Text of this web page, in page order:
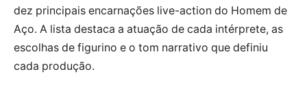
dez principais encarnações live-action do Homem de
Aço. A lista destaca a atuação de cada intérprete, as
escolhas de figurino e o tom narrativo que definiu
cada produção.